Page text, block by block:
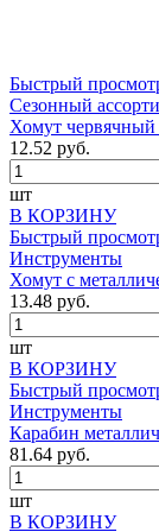
Быстрый
Сезонный
Хомут
12.52 руб.
шт
В КОРЗИНУ
Быстрый
Инструменты
Хомут с
13.48 руб.
шт
В КОРЗИНУ
Быстрый
Инструменты
Карабин
81.64 руб.
шт
В КОРЗИНУ